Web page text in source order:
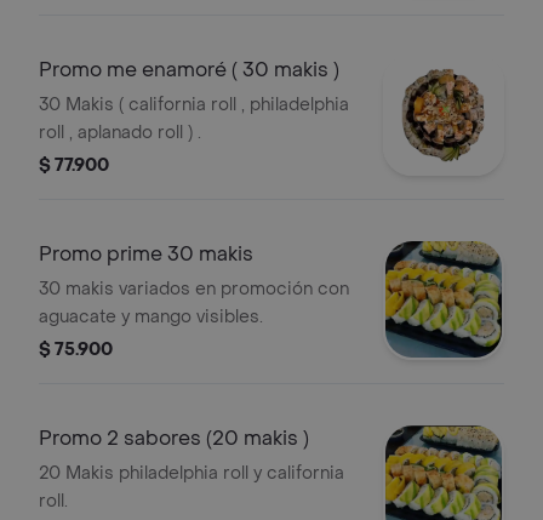
Promo me enamoré ( 30 makis )
30 Makis ( california roll , philadelphia
roll , aplanado roll ) .
$ 77.900
Promo prime 30 makis
30 makis variados en promoción con
aguacate y mango visibles.
$ 75.900
Promo 2 sabores (20 makis )
20 Makis philadelphia roll y california
roll.